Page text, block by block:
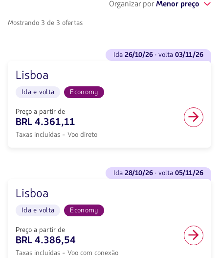
Mostrando 3 de 3 ofertas
Organizar porMenor preço
Ida
<strong>26/10/26</strong>
<strong>03/11/26</strong>
com
null
Lisboa.
Voo
volta
em
cabine
Economy.
ida 26/10/26 · volta 03/11/26
Lisboa
Ida e volta Economy
Preço a partir de
BRL 4.361,11
Taxas incluídas - Voo direto
Ida
<strong>28/10/26</strong>
<strong>05/11/26</strong>
com
null
ida 28/10/26 · volta 05/11/26
Lisboa
Ida e volta Economy
Preço a partir de
BRL 4.386,54
Taxas incluídas - Voo com conexão